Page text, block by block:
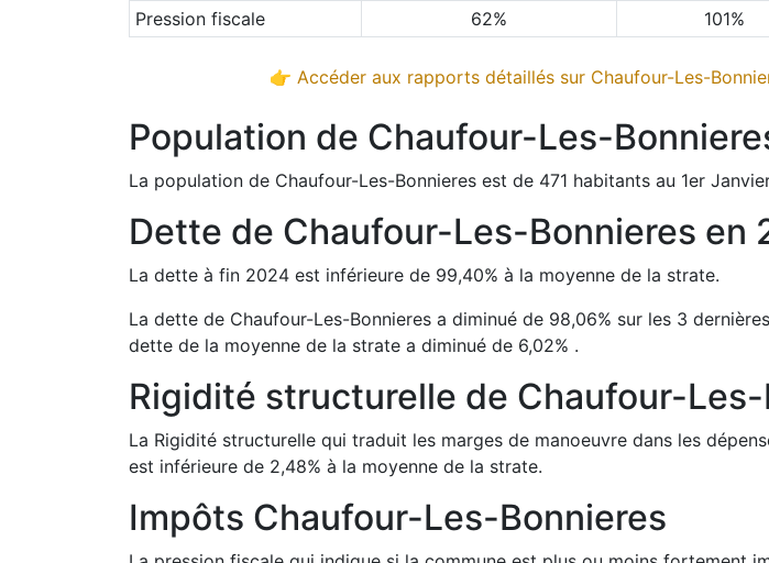
Pression fiscale
62% 101%
👉 Accéder aux rapports détaillés sur Chaufour-Les-
Population de Chaufour-Les-
La population de Chaufour-Les-Bonnieres est de 471 habitants au 1er
Dette de Chaufour-Les-Bonnieres en
La dette à fin 2024 est inférieure de 99,40% à la moyenne de la strate.
La dette de Chaufour-Les-Bonnieres a diminué de 98,06% sur les 3
dette de la moyenne de la strate a diminué de 6,02% .
Rigidité structurelle de Chaufour-
La Rigidité structurelle qui traduit les marges de manoeuvre dans les
est inférieure de 2,48% à la moyenne de la strate.
Impôts Chaufour-Les-Bonnieres